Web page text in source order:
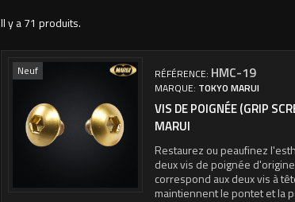
Il y a 71 produits.
Neuf RÉFÉRENCE: HMC-19
MARQUE: TOKYO MARUI
VIS DE POIGNÉE (GRIP
MARUI
Restaurez ou peaufinez
deux vis de poignée
correspond aux deux vis à
maintiennent le pontet et la